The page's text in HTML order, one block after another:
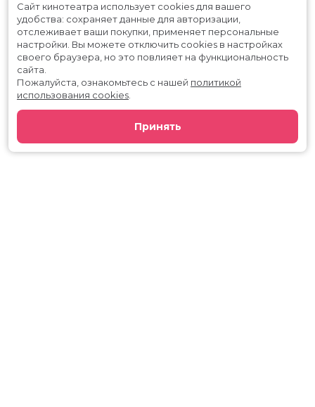
Сайт кинотеатра использует cookies для вашего
удобства: сохраняет данные для авторизации,
отслеживает ваши покупки, применяет персональные
настройки. Вы можете отключить cookies в настройках
своего браузера, но это повлияет на функциональность
сайта.
Пожалуйста, ознакомьтесь с нашей политикой
использования cookies
Принять